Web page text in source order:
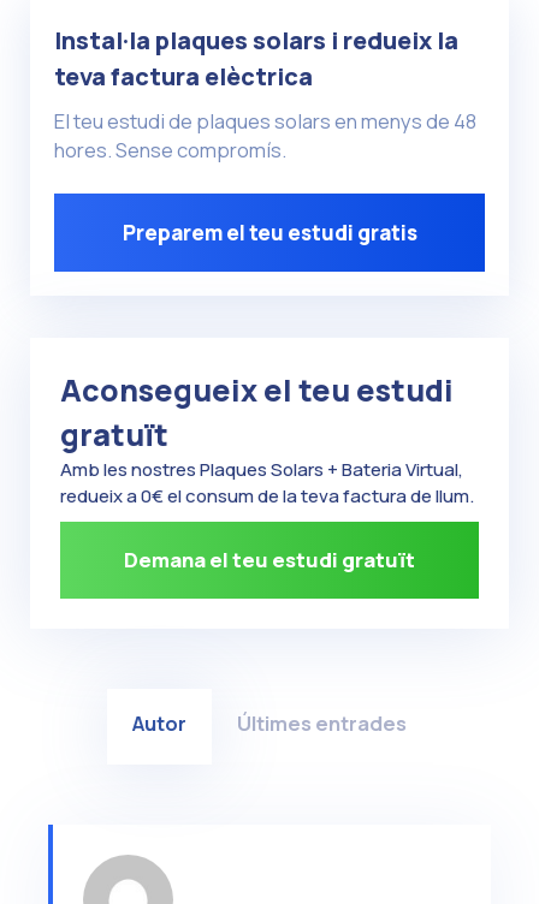
Instal·la plaques solars i redueix la
teva factura elèctrica
El teu estudi de plaques solars en menys de 48
hores. Sense compromís.
Preparem el teu estudi gratis
Aconsegueix el teu estudi
gratuït
Amb les nostres Plaques Solars + Bateria Virtual,
redueix a 0€ el consum de la teva factura de llum.
Demana el teu estudi gratuït
Autor Últimes entrades